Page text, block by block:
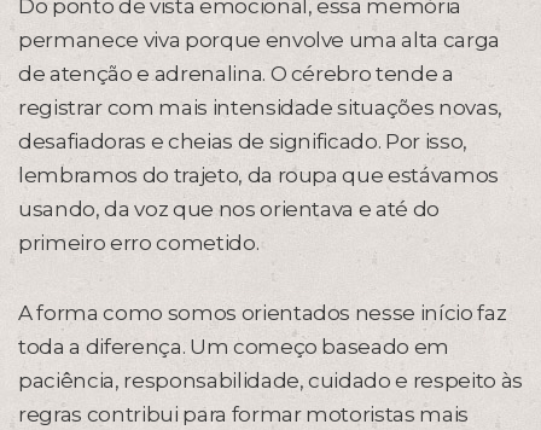
Do ponto de vista emocional, essa memória
permanece viva porque envolve uma alta carga
de atenção e adrenalina. O cérebro tende a
registrar com mais intensidade situações novas,
desafiadoras e cheias de significado. Por isso,
lembramos do trajeto, da roupa que estávamos
usando, da voz que nos orientava e até do
primeiro erro cometido.
A forma como somos orientados nesse início faz
toda a diferença. Um começo baseado em
paciência, responsabilidade, cuidado e respeito às
regras contribui para formar motoristas mais